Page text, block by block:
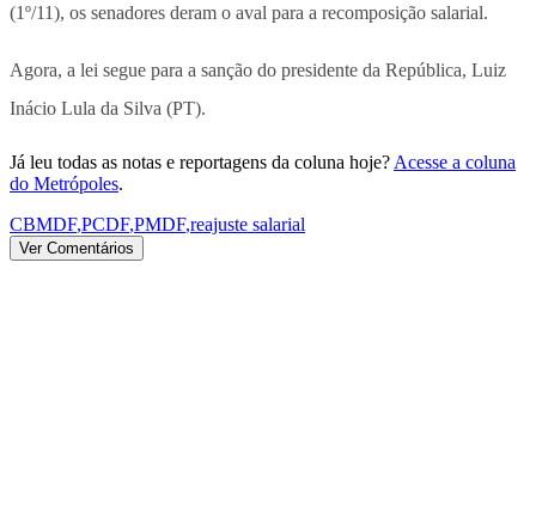
(1º/11), os senadores deram o aval para a recomposição salarial.
Agora, a lei segue para a sanção do presidente da República, Luiz
Inácio Lula da Silva (PT).
Já leu todas as notas e reportagens da coluna hoje? Acesse a coluna
do Metrópoles.
CBMDF,PCDF,PMDF,reajuste salarial
Ver Comentários